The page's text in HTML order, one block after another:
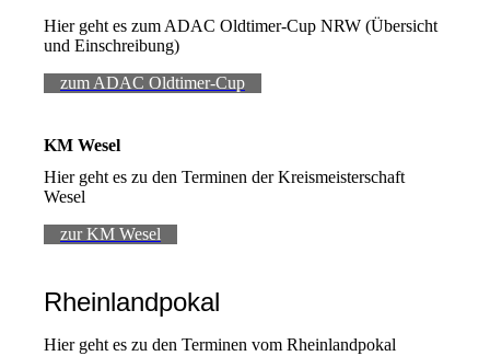
Hier geht es zum ADAC Oldtimer-Cup NRW (Übersicht
und Einschreibung)
zum ADAC Oldtimer-Cup
KM Wesel
Hier geht es zu den Terminen der Kreismeisterschaft
Wesel
zur KM Wesel
Rheinlandpokal
Hier geht es zu den Terminen vom Rheinlandpokal